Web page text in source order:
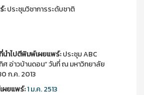
:ประชุมวิชาการระดับชาติ
ำไปตีพิมพ์เผยแพร์:ประชุม ABC
อ่าวบ้านดอน” วันที่ ณ มหาวิทยาลัย
ก.ค. 2013
ผยแพร์:1 ม.ค. 2513